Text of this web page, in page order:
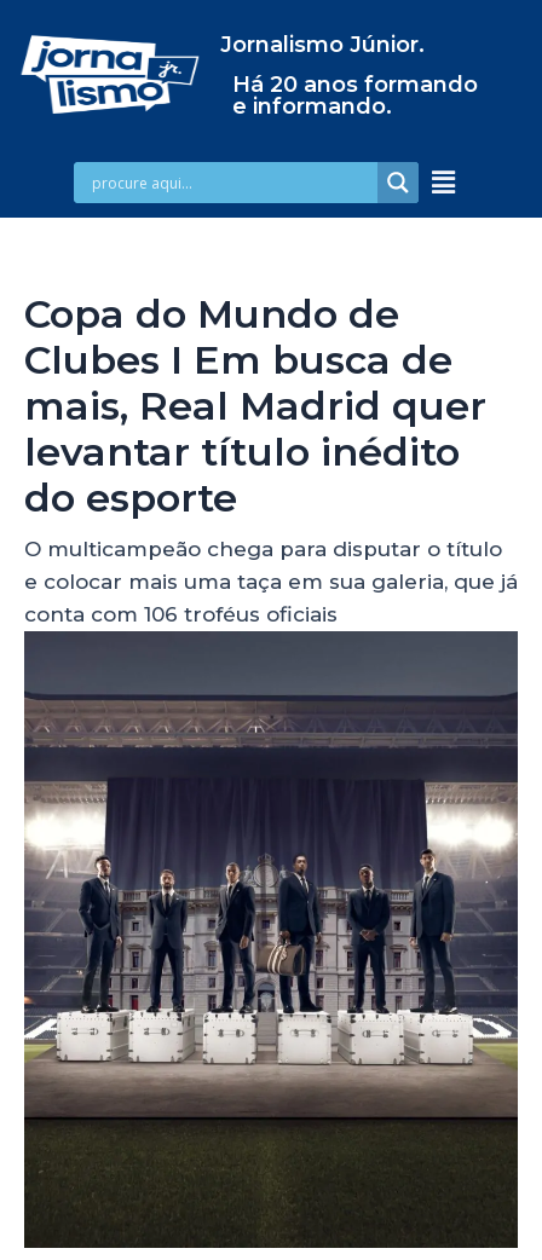
Jornalismo Júnior.
Há 20 anos formando
e informando.
Copa do Mundo de
Clubes I Em busca de
mais, Real Madrid quer
levantar título inédito
do esporte
O multicampeão chega para disputar o título
e colocar mais uma taça em sua galeria, que já
conta com 106 troféus oficiais